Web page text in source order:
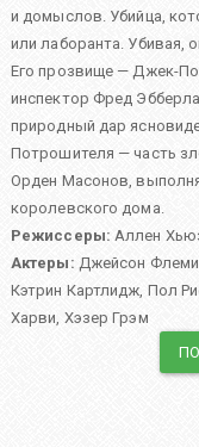
и домыслов. Убийца,
или лаборанта. Убивая,
Его прозвище — Джек-
инспектор Фред
природный дар
Потрошителя — часть
Орден Масонов,
королевского дома.
Режиссеры: Аллен
Актеры: Джейсон
Кэтрин Картлидж, Пол
Харви, Хэзер Грэм